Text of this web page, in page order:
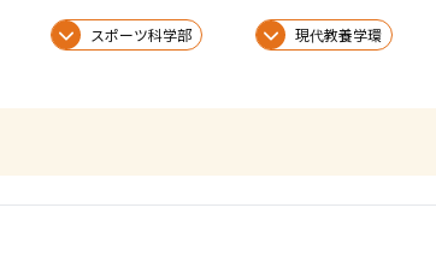
スポーツ科学部 現代教養学環